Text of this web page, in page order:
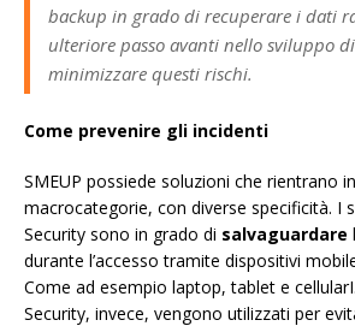
backup in grado di recuperare i dati
ulteriore passo avanti nello sviluppo
minimizzare questi rischi.
Come prevenire gli incidenti
SMEUP possiede soluzioni che rientrano
macrocategorie, con diverse specificità. I
Security sono in grado di salvaguardare
durante l’accesso tramite dispositivi
Come ad esempio laptop, tablet e
Security, invece, vengono utilizzati per